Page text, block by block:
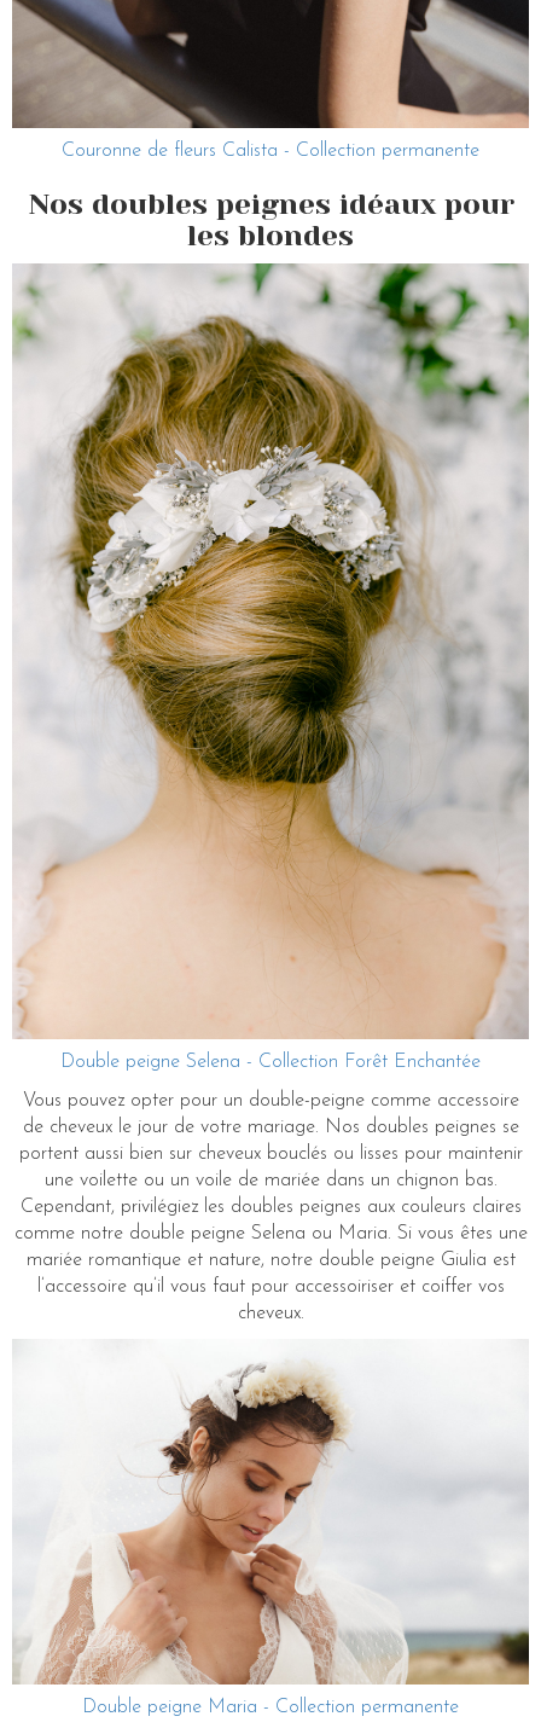
Couronne de fleurs Calista - Collection permanente
Nos doubles peignes idéaux pour
les blondes
Double peigne Selena - Collection Forêt Enchantée
Vous pouvez opter pour un double-peigne comme accessoire
de cheveux le jour de votre mariage. Nos doubles peignes se
portent aussi bien sur cheveux bouclés ou lisses pour maintenir
une voilette ou un voile de mariée dans un chignon bas.
Cependant, privilégiez les doubles peignes aux couleurs claires
comme notre double peigne Selena ou Maria. Si vous êtes une
mariée romantique et nature, notre double peigne Giulia est
l’accessoire qu’il vous faut pour accessoiriser et coiffer vos
cheveux.
Double peigne Maria - Collection permanente